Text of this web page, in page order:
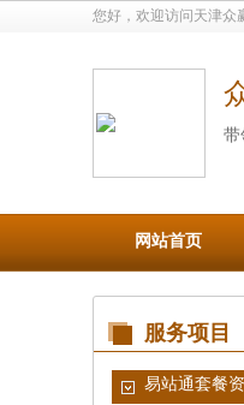
您好，欢迎访问天津众
带
网站首页
服务项目
易站通套餐